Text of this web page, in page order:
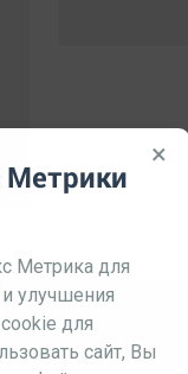
×
Метрики
Метрика для
улучшения
для
сайт, Вы